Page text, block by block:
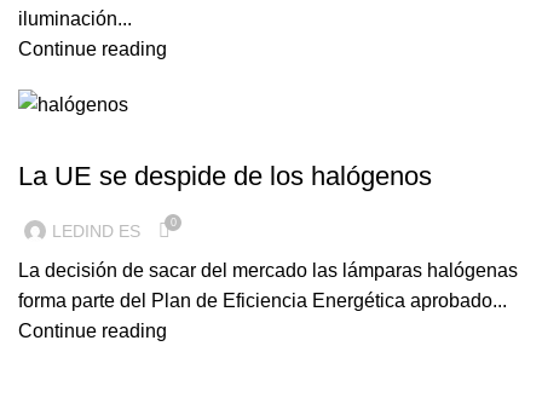
iluminación...
Continue reading
La UE se despide de los halógenos
LEDIND ES 0
La decisión de sacar del mercado las lámparas halógenas
forma parte del Plan de Eficiencia Energética aprobado...
Continue reading